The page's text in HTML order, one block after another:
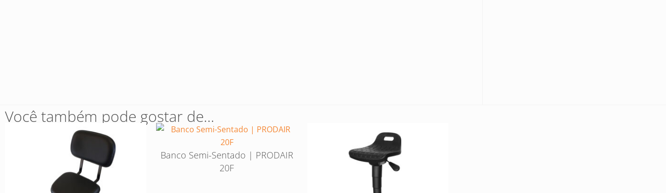
Você também pode gostar de…
Banco Semi-Sentado | PRODAIR
20F